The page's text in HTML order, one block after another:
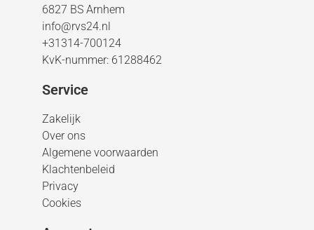
6827 BS Arnhem
info@rvs24.nl
+31314-700124
KvK-nummer: 61288462
Service
Zakelijk
Over ons
Algemene voorwaarden
Klachtenbeleid
Privacy
Cookies